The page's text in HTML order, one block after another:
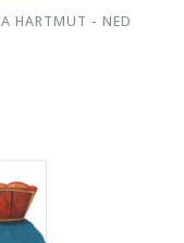
HARTMUT - NED